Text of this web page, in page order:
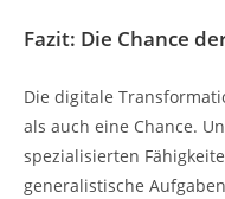
Fazit: Die Chance
Die digitale
als auch eine Chance.
spezialisierten
generalistische